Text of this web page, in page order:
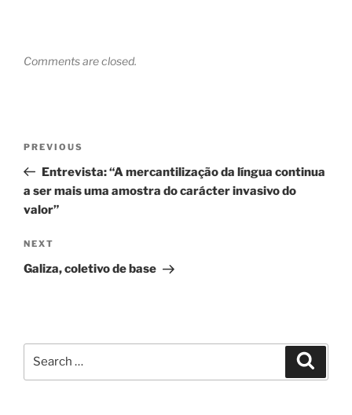
Comments are closed.
artigos
Previous
Post
PREVIOUS
Entrevista: “A mercantilização da língua continua
a ser mais uma amostra do carácter invasivo do
valor”
Next
Post
NEXT
Galiza, coletivo de base